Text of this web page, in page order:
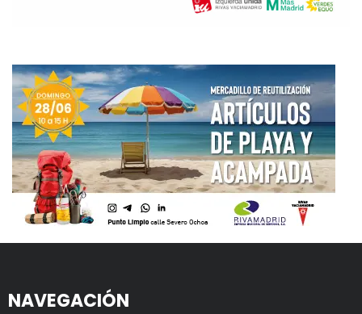
NAVEGACIÓN